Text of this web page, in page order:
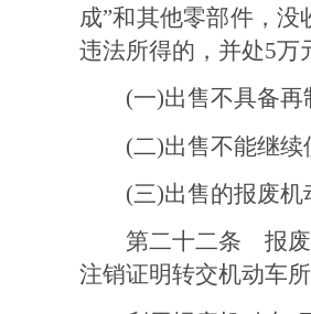
成”和其他零部件，没
违法所得的，并处5万
(一)出售不具备
(二)出售不能继
(三)出售的报废机
第二十二条报
注销证明转交机动车